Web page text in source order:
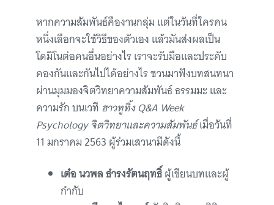
หากความสัมพันธ์คืองานกลุ่ม แต่ในวันที่ใครคน
หนึ่งเลือกจะใช้วิธีของตัวเอง แล้วมันส่งผลเป็น
โดมิโนต่อคนอื่นอย่างไร เราจะรับมือและประคับ
คองกันและกันไปได้อย่างไร ชวนมาฟังบทสนทนา
ผ่านมุมมองจิตวิทยาความสัมพันธ์ ธรรมมะ และ
ความรัก บนเวที ฮาวทูทิ้ง Q&A Week
Psychology จิตวิทยาและความสัมพันธ์เมื่อวันที่
11 มกราคม 2563 ผู้ร่วมเสวนามีดังนี้
เต๋อ นวพล ธํารงรัตนฤทธิ์ผู้เขียนบทและผู้
กำกับ